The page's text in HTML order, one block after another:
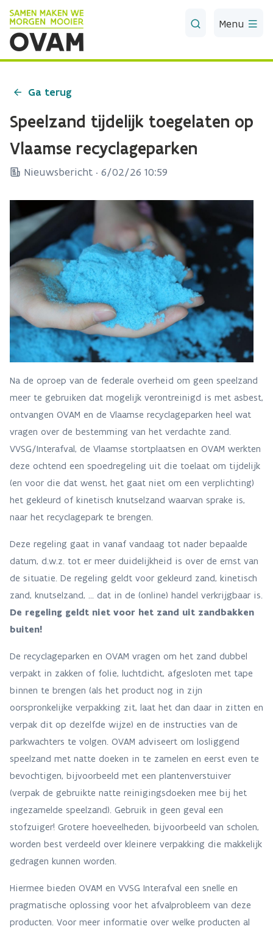
Skip to Main Content
Menu
Ga terug
Speelzand tijdelijk toegelaten op
Vlaamse recyclageparken
Nieuwsbericht · 6/02/26 10:59
Na de oproep van de federale overheid om geen speelzand
meer te gebruiken dat mogelijk verontreinigd is met asbest,
ontvangen OVAM en de Vlaamse recyclageparken heel wat
vragen over de bestemming van het verdachte zand.
VVSG/Interafval, de Vlaamse stortplaatsen en OVAM werkten
deze ochtend een spoedregeling uit die toelaat om tijdelijk
(en voor die dat wenst, het gaat niet om een verplichting)
het gekleurd of kinetisch knutselzand waarvan sprake is,
naar het recyclagepark te brengen.
Deze regeling gaat in vanaf vandaag tot nader bepaalde
datum, d.w.z. tot er meer duidelijkheid is over de ernst van
de situatie. De regeling geldt voor gekleurd zand, kinetisch
zand, knutselzand, ... dat in de (online) handel verkrijgbaar is.
De regeling geldt niet voor het zand uit zandbakken
buiten!
De recyclageparken en OVAM vragen om het zand dubbel
verpakt in zakken of folie, luchtdicht, afgesloten met tape
binnen te brengen (als het product nog in zijn
oorspronkelijke verpakking zit, laat het dan daar in zitten en
verpak dit op dezelfde wijze) en de instructies van de
parkwachters te volgen. OVAM adviseert om losliggend
speelzand met natte doeken in te zamelen en eerst even te
bevochtigen, bijvoorbeeld met een plantenverstuiver
(verpak de gebruikte natte reinigingsdoeken mee bij het
ingezamelde speelzand). Gebruik in geen geval een
stofzuiger! Grotere hoeveelheden, bijvoorbeeld van scholen,
worden best verdeeld over kleinere verpakking die makkelijk
gedragen kunnen worden.
Hiermee bieden OVAM en VVSG Interafval een snelle en
pragmatische oplossing voor het afvalprobleem van deze
producten. Voor meer informatie over welke producten al